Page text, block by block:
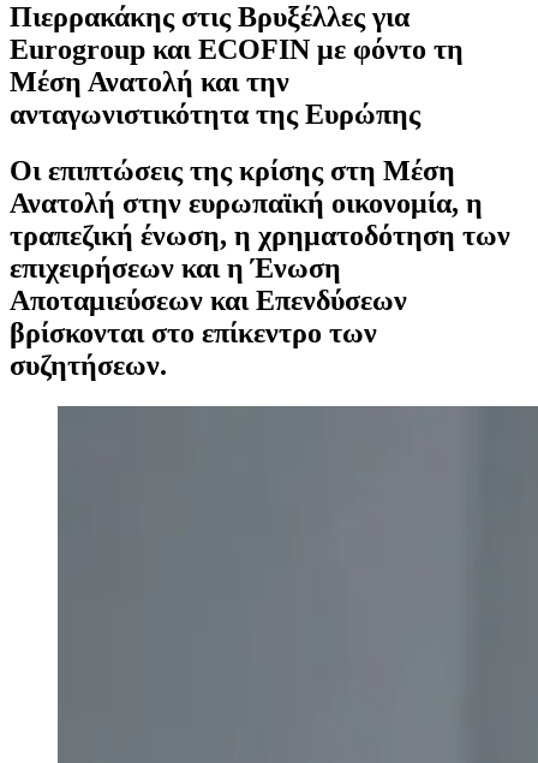
Πιερρακάκης στις Βρυξέλλες για
Eurogroup και ECOFIN με φόντο τη
Μέση Ανατολή και την
ανταγωνιστικότητα της Ευρώπης
Οι επιπτώσεις της κρίσης στη Μέση
Ανατολή στην ευρωπαϊκή οικονομία, η
τραπεζική ένωση, η χρηματοδότηση των
επιχειρήσεων και η Ένωση
Αποταμιεύσεων και Επενδύσεων
βρίσκονται στο επίκεντρο των
συζητήσεων.